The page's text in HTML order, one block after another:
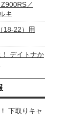
／
キ
18-22）用
デイトナか
下取りキャ